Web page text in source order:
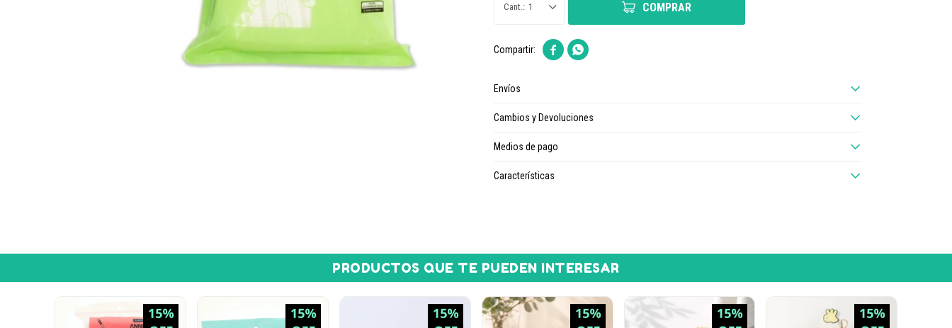
1 COMPRAR
 
Envíos
Cambios y Devoluciones
Medios de pago
Características
PRODUCTOS QUE TE PUEDEN INTERESAR